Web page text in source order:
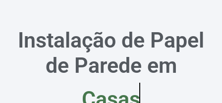
Instalação de Papel
de Parede em